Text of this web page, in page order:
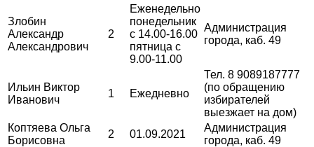
Злобин
Александр
Александрович
2
Еженедельно
понедельник
с 14.00-16.00
пятница с
9.00-11.00
Администрация
города, каб. 49
Ильин Виктор
Иванович
1 Ежедневно
Тел. 8 9089187777
(по обращению
избирателей
выезжает на дом)
Коптяева Ольга
Борисовна
2 01.09.2021
Администрация
города, каб. 49